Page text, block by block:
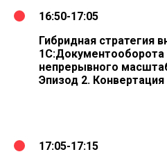
16:50-17:05
Гибридная стратегия
1С:Документооборота
непрерывного
Эпизод 2. Конвертация
17:05-17:15